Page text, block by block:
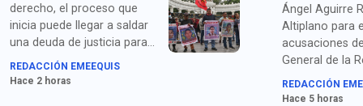
derecho, el proceso que
inicia puede llegar a saldar
una deuda de justicia para
las familias de los
estudiantes desaparecidos”,
REDACCIÓN EMEEQUIS
Hace 2 horas
Ángel Aguirre
Altiplano para
acusaciones
General de la
(FGR) por el
ocultamiento
REDACCIÓN
Hace 5 horas